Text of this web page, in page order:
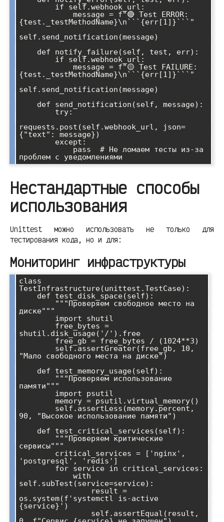
{test._testMethodName}\n```{err[1]}```"
self.send_notification(message)
{test._testMethodName}\n```{err[1]}```"
self.send_notification(message)
requests.post(self.webhook_url, json=
{"text": message})
Нестандартные способы
использования
Unittest можно использовать не только для
тестирования кода, но и для:
Мониторинг инфраструктуры
class
TestInfrastructure(unittest.TestCase):
диске"""
shutil.disk_usage('/').free
"Мало свободного места на диске")
памяти"""
90, "Высокое использование памяти")
сервисы"""
'postgresql', 'redis']
self.subTest(service=service):
os.system(f'systemctl is-active
{service}')